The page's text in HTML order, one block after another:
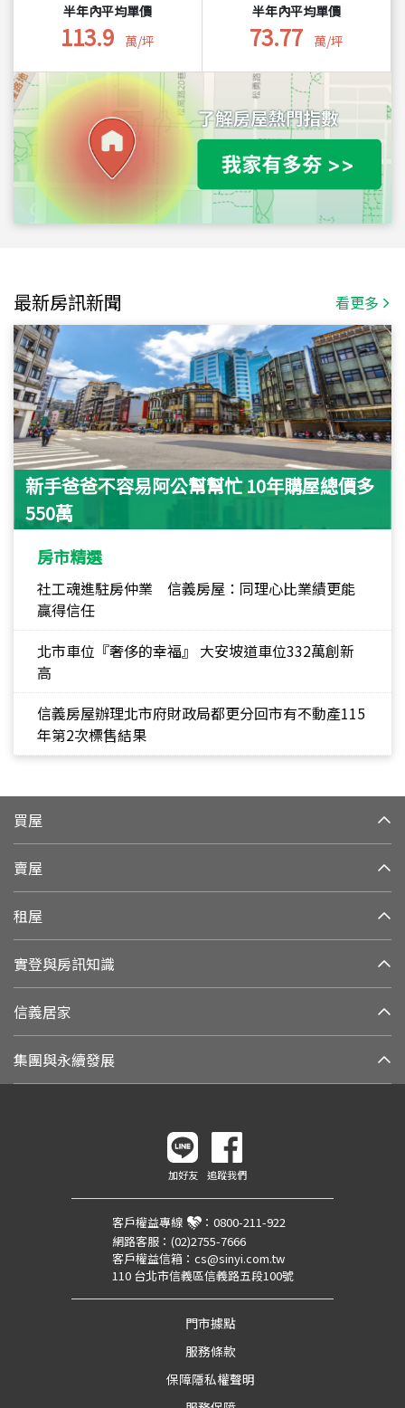
半年內平均單價
113.9 萬/坪
半年內平均單價
73.77 萬/坪
最新房訊新聞 看更多
新手爸爸不容易阿公幫幫忙 10年購屋總價多
550萬
房市精選
社工魂進駐房仲業 信義房屋：同理心比業績更能
贏得信任
北市車位『奢侈的幸福』 大安坡道車位332萬創新
高
信義房屋辦理北市府財政局都更分回市有不動產115
年第2次標售結果
買屋
賣屋
租屋
實登與房訊知識
信義居家
集團與永續發展
加好友 追蹤我們
客戶權益專線 ： 0800-211-922
網路客服： (02)2755-7666
客戶權益信箱： cs@sinyi.com.tw
110 台北市信義區信義路五段100號
門市據點
服務條款
保障隱私權聲明